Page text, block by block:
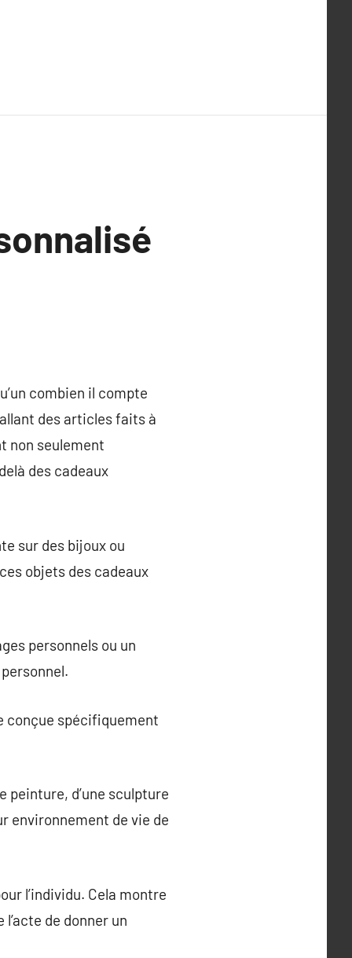
combien il compte
des articles faits à
non seulement
des cadeaux
sur des bijoux ou
objets des cadeaux
personnels ou un
conçue spécifiquement
peinture, d’une sculpture
environnement de vie de
l’individu. Cela montre
de donner un